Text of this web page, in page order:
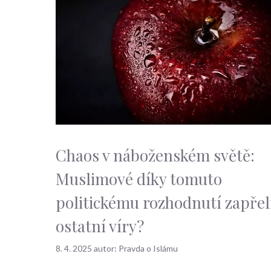
Chaos v náboženském světě:
Muslimové díky tomuto
politickému rozhodnutí
ostatní víry?
8. 4. 2025 autor: Pravda o Islámu